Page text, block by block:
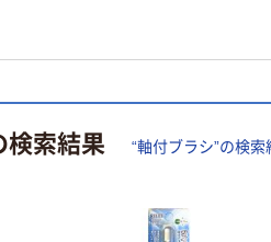
検索結果 “軸付ブラシ”の検索